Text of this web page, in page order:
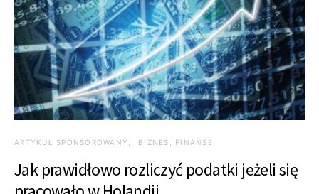
ARTYKUŁ SPONSOROWANY BIZNES, FINANSE
Jak prawidłowo rozliczyć podatki jeżeli się